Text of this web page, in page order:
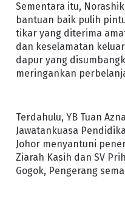
Sementara itu,
bantuan baik pulih
tikar yang diterima
dan keselamatan
dapur yang
meringankan
Terdahulu, YB Tuan
Jawatankuasa
Johor menyantuni
Ziarah Kasih dan SV
Gogok, Pengerang